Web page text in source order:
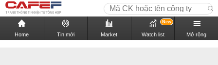
Home Tin mới Market Watch list
New
Mở rộng